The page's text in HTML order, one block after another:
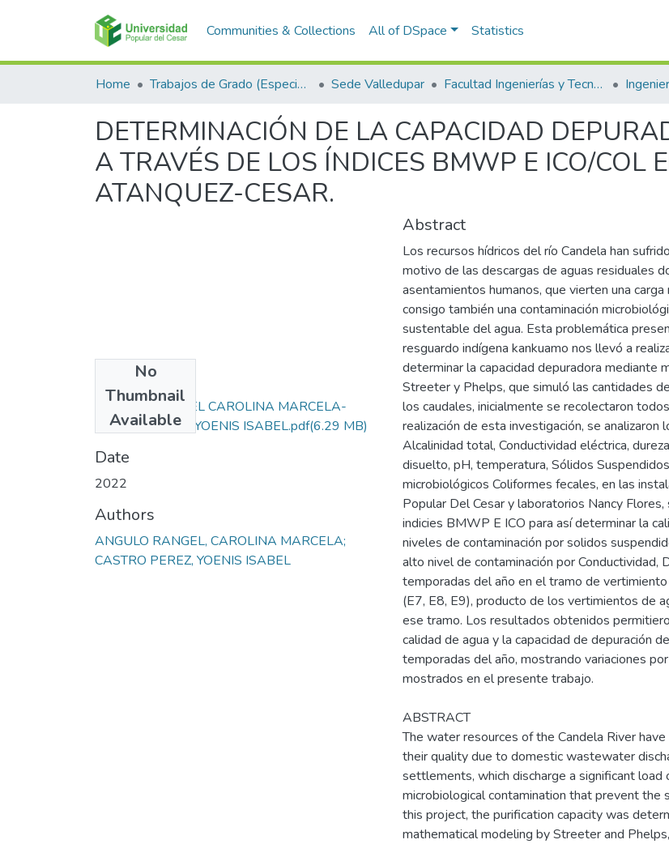
Communities & Collections All of DSpace Statistics
Home Trabajos de Grado (Especializaciones y Pregrados) Sede Valledupar Facultad Ingenierías y Tecnologías
DETERMINACIÓN DE LA CAPACIDAD
A TRAVÉS DE LOS ÍNDICES BMWP E ICO/COL
ATANQUEZ-CESAR.
No
Thumbnail
Available
ANGULO RANGEL CAROLINA MARCELA-
CASTRO PEREZ YOENIS ISABEL.pdf(6.29 MB)
Date
2022
Authors
ANGULO RANGEL, CAROLINA MARCELA;
CASTRO PEREZ, YOENIS ISABEL
Abstract
Los recursos hídricos del río Candela han
motivo de las descargas de aguas residuales
asentamientos humanos, que vierten una
consigo también una contaminación
sustentable del agua. Esta problemática
resguardo indígena kankuamo nos llevó a
determinar la capacidad depuradora mediante
Streeter y Phelps, que simuló las cantidades
los caudales, inicialmente se recolectaron
realización de esta investigación, se
Alcalinidad total, Conductividad eléctrica,
disuelto, pH, temperatura, Sólidos
microbiológicos Coliformes fecales, en las
Popular Del Cesar y laboratorios Nancy
indicies BMWP E ICO para así determinar la
niveles de contaminación por solidos
alto nivel de contaminación por Conductividad,
temporadas del año en el tramo de
(E7, E8, E9), producto de los vertimientos de
ese tramo. Los resultados obtenidos
calidad de agua y la capacidad de depuración
temporadas del año, mostrando variaciones
mostrados en el presente trabajo.
ABSTRACT
The water resources of the Candela River
their quality due to domestic wastewater
settlements, which discharge a significant
microbiological contamination that prevent the
this project, the purification capacity was
mathematical modeling by Streeter and